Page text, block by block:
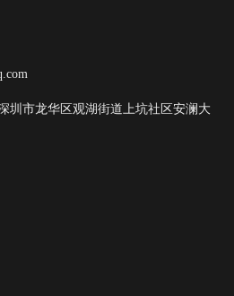
圳市龙华区观湖街道上坑社区安澜大